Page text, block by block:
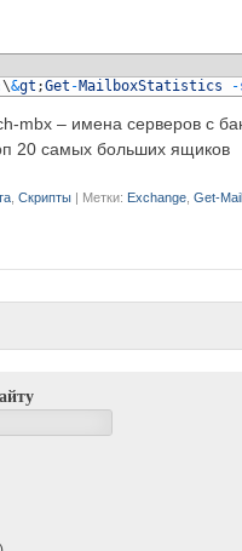
\&gt ;Get -MailboxStatistics -
mbx – имена серверов с
20 самых больших ящиков
Скрипты | Метки: Exchange Get-